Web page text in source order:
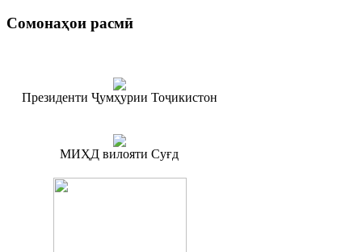
Сомонаҳои расмӣ
Президенти Ҷумҳурии Тоҷикистон
МИҲД вилояти Суғд